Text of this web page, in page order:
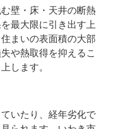
壁・床・天井の断熱
最大限に引き出す上
まいの表面積の大部
や熱取得を抑えるこ
します。
いたり、経年劣化で